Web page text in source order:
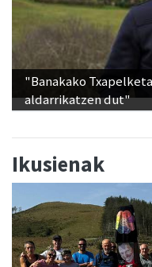
"Banakako
aldarrikatzen dut"
Ikusienak